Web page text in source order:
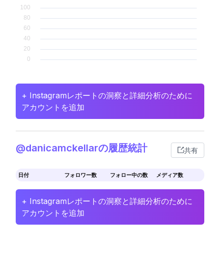
+ Instagramレポートの洞察と詳細分析のために
アカウントを追加
@danicamckellarの履歴統計 共有
日付 フォロワー数 フォロー中の数 メディア数
+ Instagramレポートの洞察と詳細分析のために
アカウントを追加